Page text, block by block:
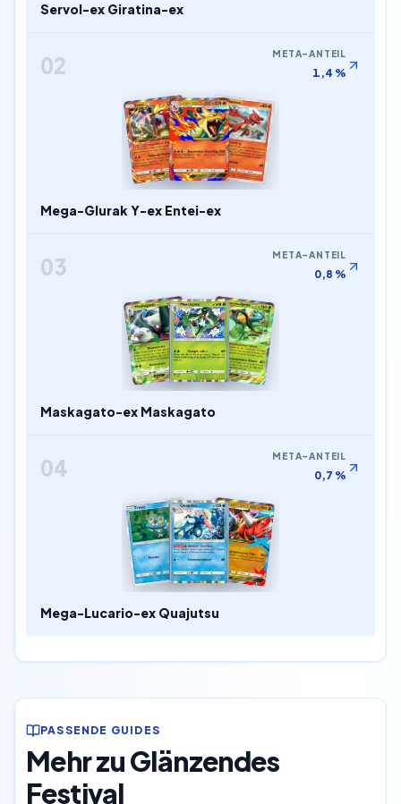
Servol-ex Giratina-ex
02 META-ANTEIL
1,4 %
Mega-Glurak Y-ex Entei-ex
03 META-ANTEIL
0,8 %
Maskagato-ex Maskagato
04 META-ANTEIL
0,7 %
Mega-Lucario-ex Quajutsu
PASSENDE GUIDES
Mehr zu Glänzendes
Festival